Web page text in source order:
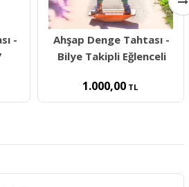
-
Ahşap Denge Tahtası -
Bilye Takipli Eğlenceli
1.000,00TL